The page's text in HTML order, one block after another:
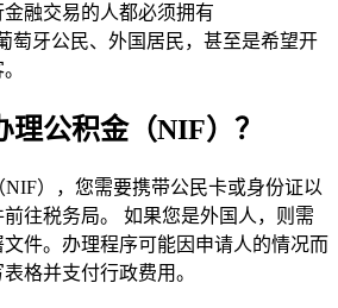
融交易的人都必须拥有
萄牙公民、外国居民，甚至是希望开
公积金（NIF）？
NIF），您需要携带公民卡或身份证以
往税务局。 如果您是外国人，则需
件。办理程序可能因申请人的情况而
格并支付行政费用。